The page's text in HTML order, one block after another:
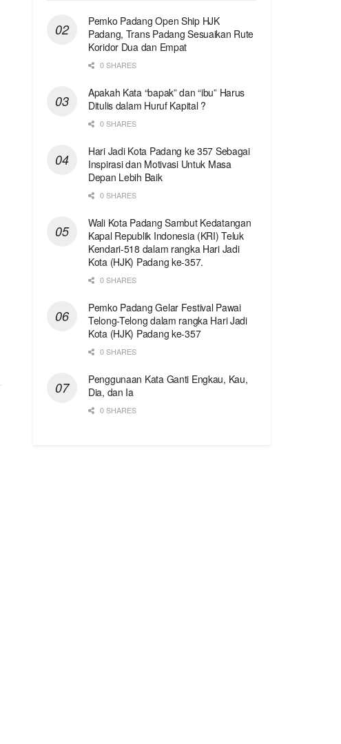
Pemko Padang Open Ship HJK
Padang, Trans Padang Sesuaikan Rute
Koridor Dua dan Empat
0 SHARES
Apakah Kata “bapak” dan “ibu” Harus
Ditulis dalam Huruf Kapital ?
0 SHARES
Hari Jadi Kota Padang ke 357 Sebagai
Inspirasi dan Motivasi Untuk Masa
Depan Lebih Baik
0 SHARES
Wali Kota Padang Sambut Kedatangan
Kapal Republik Indonesia (KRI) Teluk
Kendari-518 dalam rangka Hari Jadi
Kota (HJK) Padang ke-357.
0 SHARES
Pemko Padang Gelar Festival Pawai
Telong-Telong dalam rangka Hari Jadi
Kota (HJK) Padang ke-357
0 SHARES
Penggunaan Kata Ganti Engkau, Kau,
Dia, dan Ia
0 SHARES